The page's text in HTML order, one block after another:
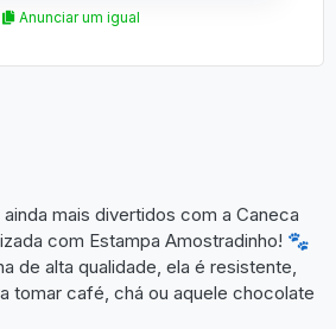
Anunciar um igual
mais divertidos com a Caneca
com Estampa Amostradinho! 🐾
de alta qualidade, ela é resistente,
tomar café, chá ou aquele chocolate